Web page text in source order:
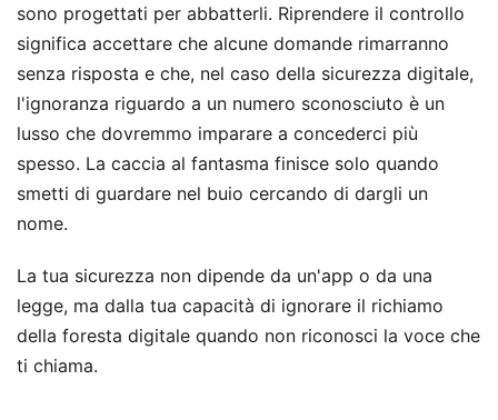
sono progettati per abbatterli. Riprendere il controllo
significa accettare che alcune domande rimarranno
senza risposta e che, nel caso della sicurezza digitale,
l'ignoranza riguardo a un numero sconosciuto è un
lusso che dovremmo imparare a concederci più
spesso. La caccia al fantasma finisce solo quando
smetti di guardare nel buio cercando di dargli un
nome.
La tua sicurezza non dipende da un'app o da una
legge, ma dalla tua capacità di ignorare il richiamo
della foresta digitale quando non riconosci la voce che
ti chiama.